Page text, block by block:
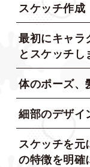
スケッチ作成
最初にキャラ
とスケッチし
体のポーズ、
細部のデザイ
スケッチを元
の特徴を明確